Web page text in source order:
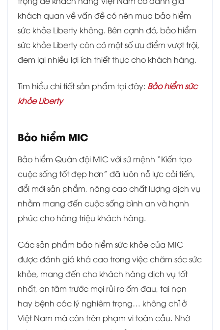
khách quan về vấn đề có nên mua bảo hiểm
sức khỏe Liberty không. Bên cạnh đó, bảo hiểm
sức khỏe Liberty còn có một số ưu điểm vượt trội,
đem lại nhiều lợi ích thiết thực cho khách hàng.
Tìm hiểu chi tiết sản phẩm tại đây: Bảo hiểm sức
khỏe Liberty
Bảo hiểm MIC
Bảo hiểm Quân đội MIC với sứ mệnh “Kiến tạo
cuộc sống tốt đẹp hơn” đã luôn nỗ lực cải tiến,
đổi mới sản phẩm, nâng cao chất lượng dịch vụ
nhằm mang đến cuộc sống bình an và hạnh
phúc cho hàng triệu khách hàng.
Các sản phẩm bảo hiểm sức khỏe của MIC
được đánh giá khá cao trong việc chăm sóc sức
khỏe, mang đến cho khách hàng dịch vụ tốt
nhất, an tâm trước mọi rủi ro ốm đau, tai nạn
hay bệnh các lý nghiêm trọng… không chỉ ở
Việt Nam mà còn trên phạm vi toàn cầu. Nhờ